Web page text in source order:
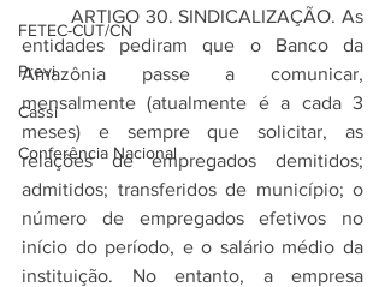
FETEC-CUT/CN
Previ
Cassi
Conferência Nacional
entidades pediram que o Banco da
Amazônia passe a comunicar,
mensalmente (atualmente é a cada 3
meses) e sempre que solicitar, as
relações de empregados demitidos;
admitidos; transferidos de município; o
número de empregados efetivos no
início do período, e o salário médio da
instituição. No entanto, a empresa